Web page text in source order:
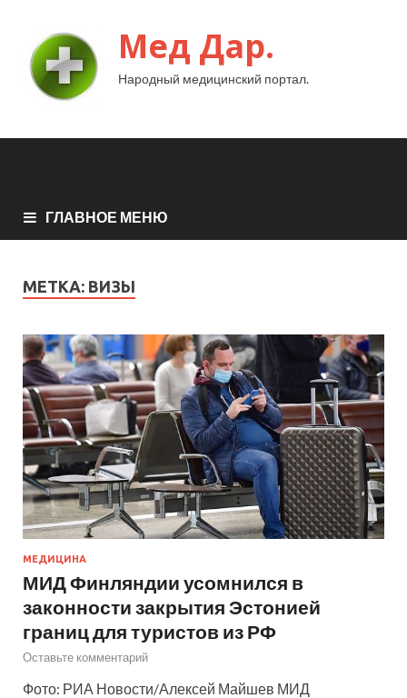
Мед Дар.
Народный медицинский портал.
ГЛАВНОЕ МЕНЮ
МЕТКА: ВИЗЫ
МЕДИЦИНА
МИД Финляндии усомнился в
законности закрытия Эстонией
границ для туристов из РФ
Оставьте комментарий
Фото: РИА Новости/Алексей Майшев МИД